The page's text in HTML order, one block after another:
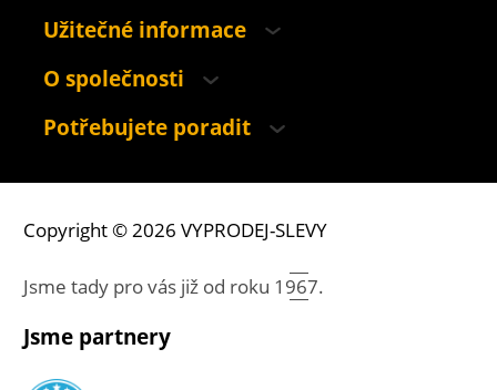
Užitečné informace
O společnosti
Potřebujete poradit
Copyright © 2026 VYPRODEJ-SLEVY
Jsme tady pro vás již od roku 1967.
Jsme partnery